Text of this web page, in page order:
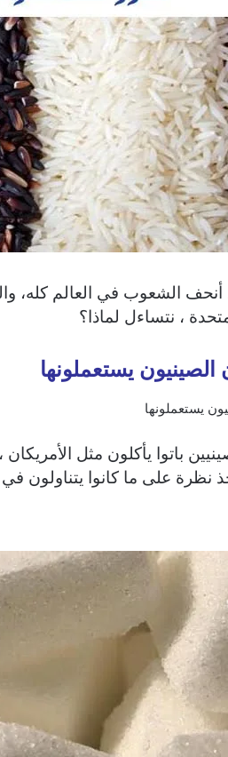
أنحف الشعوب في العالم كله،
، نتساءل لماذا؟
الصينيون يستعملونها
باتوا يأكلون مثل الأمريكان
نظرة على ما كانوا يتناولون